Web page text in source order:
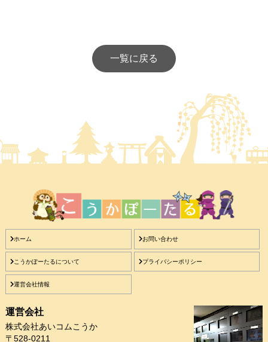
一覧に戻る
ホーム お問い合わせ
こうかぽーたるについて プライバシーポリシー
運営会社情報
運営会社
株式会社あいコムこうか
〒528-0211